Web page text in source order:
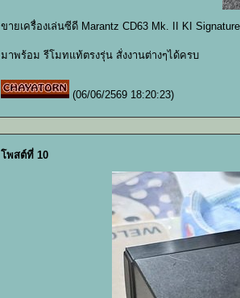
ขายเครื่องเล่นซีดี Marantz CD63 Mk. II KI
มาพร้อม รีโมทแท้ตรงรุ่น สั่งงานต่างๆได้ครบ
(06/06/2569 18:20:23)
โพสต์ที่ 10